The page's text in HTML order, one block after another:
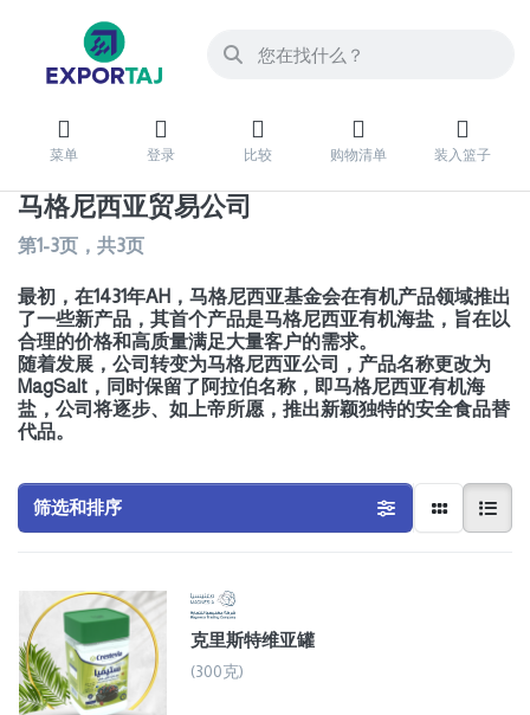
菜单 登录 比较 购物清单 装入篮子
马格尼西亚贸易公司
第1-3页，共3页
最初，在1431年AH，马格尼西亚基金会在有机产品领域推出
了一些新产品，其首个产品是马格尼西亚有机海盐，旨在以
合理的价格和高质量满足大量客户的需求。
随着发展，公司转变为马格尼西亚公司，产品名称更改为
MagSalt，同时保留了阿拉伯名称，即马格尼西亚有机海
盐，公司将逐步、如上帝所愿，推出新颖独特的安全食品替
代品。
筛选和排序
克里斯特维亚罐
(300克)